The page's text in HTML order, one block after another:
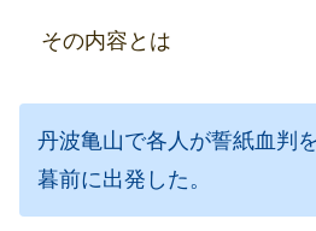
その内容とは
丹波亀山で各人が誓紙血判
暮前に出発した。